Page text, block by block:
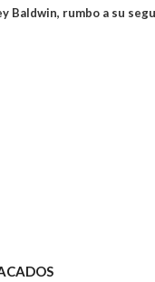
Baldwin, rumbo a su